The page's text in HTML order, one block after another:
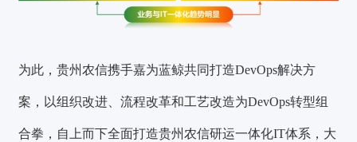
为此，贵州农信携手嘉为蓝鲸共同打造DevOps解决方
案，以组织改进、流程改革和工艺改造为DevOps转型组
合拳，自上而下全面打造贵州农信研运一体化IT体系，大